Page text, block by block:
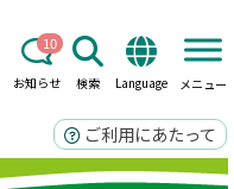
お知らせ
10
検索 Language メニュー
ご利用にあたって